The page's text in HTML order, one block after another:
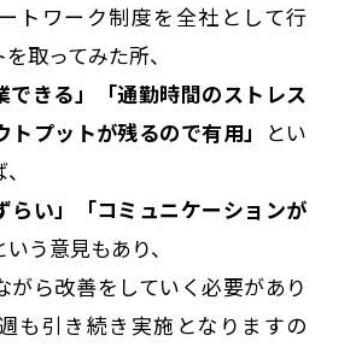
トワーク制度を全社として行
取ってみた所、
できる」「通勤時間のストレス
プットが残るので有用」 とい
らい」「コミュニケーションが
いう意見もあり、
がら改善をしていく必要があり
も引き続き実施となりますの